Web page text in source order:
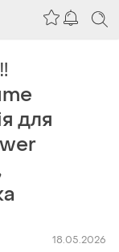
для
18.05.2026